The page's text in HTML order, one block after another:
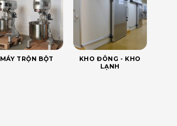
MÁY TRỘN BỘT
KHO ĐÔNG - KHO
LẠNH